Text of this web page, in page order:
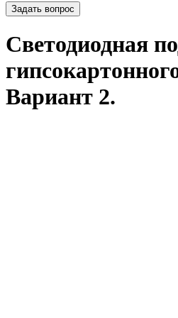
Задать вопрос
Светодиодная
Вариант 2.